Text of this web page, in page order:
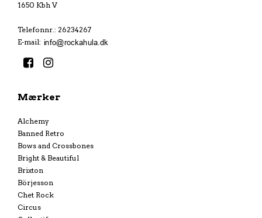
1650 Kbh V
Telefonnr.: 26234267
E-mail:
Mærker
Alchemy
Banned Retro
Bows and Crossbones
Bright & Beautiful
Brixton
Börjesson
Chet Rock
Circus